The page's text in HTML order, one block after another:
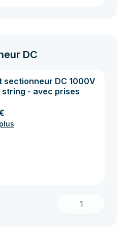
DC
sectionneur DC 1000V
string - avec prises